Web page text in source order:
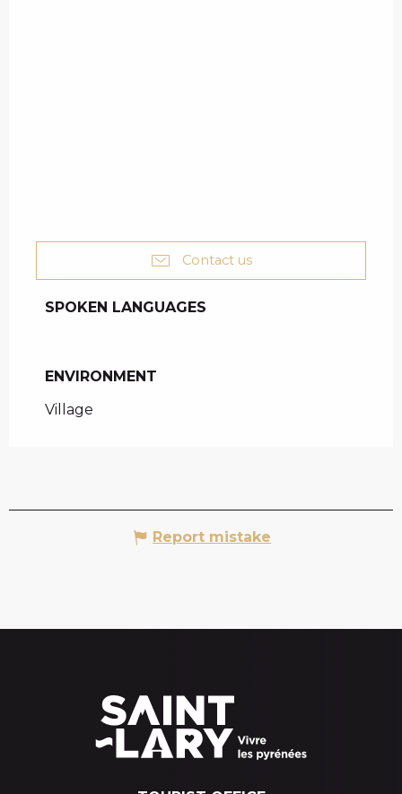
Contact us
SPOKEN LANGUAGES
SPOKEN LANGUAGES
ENVIRONMENT
ENVIRONMENT
Village
Report mistake